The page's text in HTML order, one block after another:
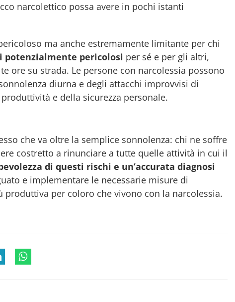
narcolettico possa avere in pochi istanti
ma anche estremamente limitante per chi
pericolosi per sé e per gli altri,
ore su strada. Le persone con narcolessia possono
diurna e degli attacchi improvvisi di
e della sicurezza personale.
che va oltre la semplice sonnolenza: chi ne soffre
costretto a rinunciare a tutte quelle attività in cui il
di questi rischi e un’accurata diagnosi
e implementare le necessarie misure di
per coloro che vivono con la narcolessia.